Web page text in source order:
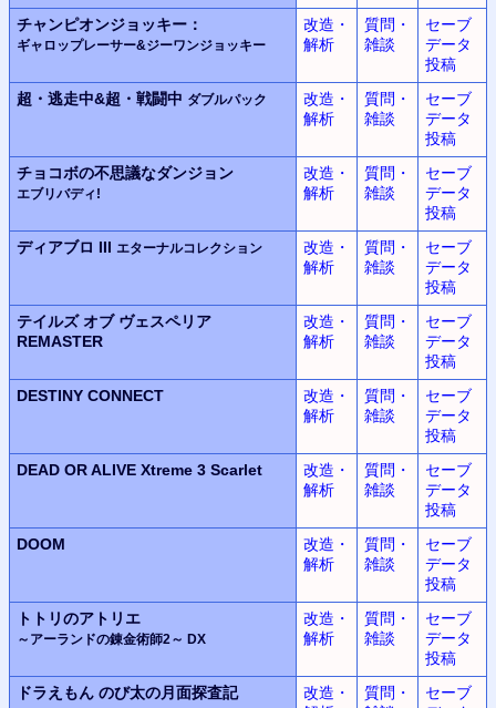
チャンピオンジョッキー：
ギャロップレーサー&ジーワンジョッキー
改造・
解析
質問・
雑談
セーブ
データ
投稿
超・逃走中&超・戦闘中 ダブルパック
改造・
解析
質問・
雑談
セーブ
データ
投稿
チョコボの不思議なダンジョン
エブリバディ!
改造・
解析
質問・
雑談
セーブ
データ
投稿
ディアブロ III エターナルコレクション
改造・
解析
質問・
雑談
セーブ
データ
投稿
テイルズ オブ ヴェスペリア
REMASTER
改造・
解析
質問・
雑談
セーブ
データ
投稿
DESTINY CONNECT
改造・
解析
質問・
雑談
セーブ
データ
投稿
DEAD OR ALIVE Xtreme 3 Scarlet
改造・
解析
質問・
雑談
セーブ
データ
投稿
DOOM
改造・
解析
質問・
雑談
セーブ
データ
投稿
トトリのアトリエ
～アーランドの錬金術師2～ DX
改造・
解析
質問・
雑談
セーブ
データ
投稿
ドラえもん のび太の月面探査記
改造・
質問・
セーブ